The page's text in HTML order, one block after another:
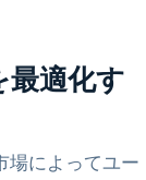
最適化す
場によってユー